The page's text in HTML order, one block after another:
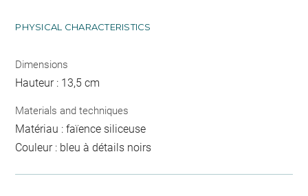
PHYSICAL CHARACTERISTICS
Dimensions
Hauteur : 13,5 cm
Materials and techniques
Matériau : faïence siliceuse
Couleur : bleu à détails noirs